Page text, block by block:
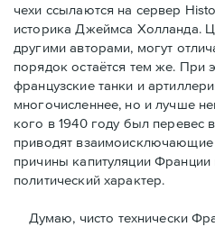
чехи ссылаются на сервер
историка Джеймса Холланда.
другими авторами, могут
порядок остаётся тем же. При
французские танки и
многочисленнее, но и лучше
кого в 1940 году был перевес
приводят
причины капитуляции
политический характер.
Думаю, чисто технически